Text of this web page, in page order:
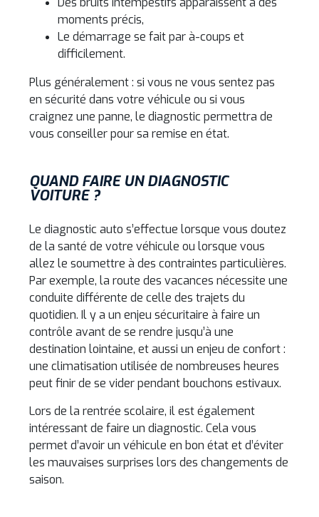
moments précis,
Le démarrage se fait par à-coups et
difficilement.
Plus généralement : si vous ne vous sentez pas
en sécurité dans votre véhicule ou si vous
craignez une panne, le diagnostic permettra de
vous conseiller pour sa remise en état.
QUAND FAIRE UN DIAGNOSTIC
VOITURE ?
Le diagnostic auto s’effectue lorsque vous doutez
de la santé de votre véhicule ou lorsque vous
allez le soumettre à des contraintes particulières.
Par exemple, la route des vacances nécessite une
conduite différente de celle des trajets du
quotidien. Il y a un enjeu sécuritaire à faire un
contrôle avant de se rendre jusqu’à une
destination lointaine, et aussi un enjeu de confort :
une climatisation utilisée de nombreuses heures
peut finir de se vider pendant bouchons estivaux.
Lors de la rentrée scolaire, il est également
intéressant de faire un diagnostic. Cela vous
permet d’avoir un véhicule en bon état et d’éviter
les mauvaises surprises lors des changements de
saison.